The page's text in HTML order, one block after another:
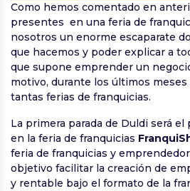
Como hemos comentado en
presentes en una feria de
nosotros un enorme escaparate
que hacemos y poder explicar a
que supone emprender un
motivo, durante los últimos
tantas ferias de franquicias.
La primera parada de Duldi será el
en la feria de franquicias
feria de franquicias y
objetivo facilitar la creación de
y rentable bajo el formato de la